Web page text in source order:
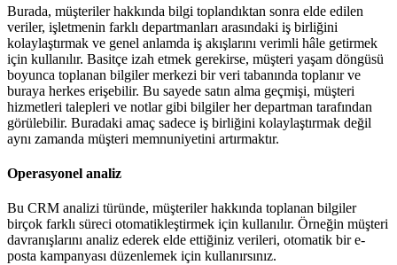
Burada, müşteriler hakkında bilgi toplandıktan sonra elde edilen
veriler, işletmenin farklı departmanları arasındaki iş birliğini
kolaylaştırmak ve genel anlamda iş akışlarını verimli hâle getirmek
için kullanılır. Basitçe izah etmek gerekirse, müşteri yaşam döngüsü
boyunca toplanan bilgiler merkezi bir veri tabanında toplanır ve
buraya herkes erişebilir. Bu sayede satın alma geçmişi, müşteri
hizmetleri talepleri ve notlar gibi bilgiler her departman tarafından
görülebilir. Buradaki amaç sadece iş birliğini kolaylaştırmak değil
aynı zamanda müşteri memnuniyetini artırmaktır.
Operasyonel analiz
Bu CRM analizi türünde, müşteriler hakkında toplanan bilgiler
birçok farklı süreci otomatikleştirmek için kullanılır. Örneğin müşteri
davranışlarını analiz ederek elde ettiğiniz verileri, otomatik bir e-
posta kampanyası düzenlemek için kullanırsınız.